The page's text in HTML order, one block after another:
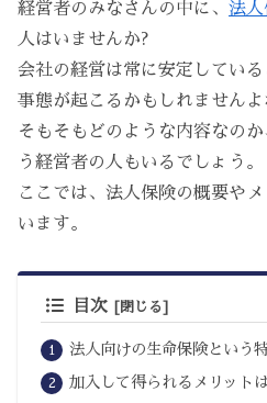
経営者のみなさんの中に、 法人
人はいませんか?
会社の経営は常に安定してい
事態が起こるかもしれませんよ
そもそもどのような内容なの
う経営者の人もいるでしょう。
ここでは、法人保険の概要や
います。
目次
法人向けの生命保険という
加入して得られるメリット